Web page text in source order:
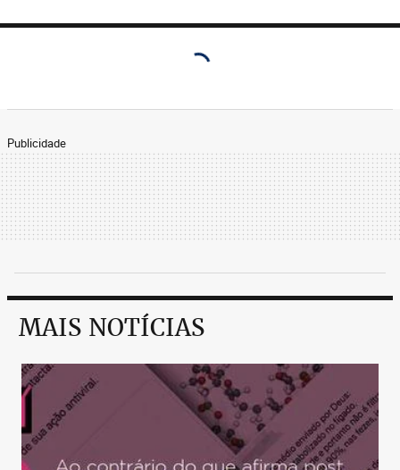
Publicidade
MAIS NOTÍCIAS